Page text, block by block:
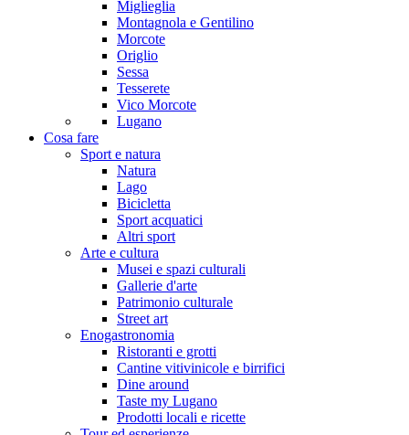
Miglieglia
Montagnola e Gentilino
Morcote
Origlio
Sessa
Tesserete
Vico Morcote
Lugano
Cosa fare
Sport e natura
Natura
Lago
Bicicletta
Sport acquatici
Altri sport
Arte e cultura
Musei e spazi culturali
Gallerie d'arte
Patrimonio culturale
Street art
Enogastronomia
Ristoranti e grotti
Cantine vitivinicole e birrifici
Dine around
Taste my Lugano
Prodotti locali e ricette